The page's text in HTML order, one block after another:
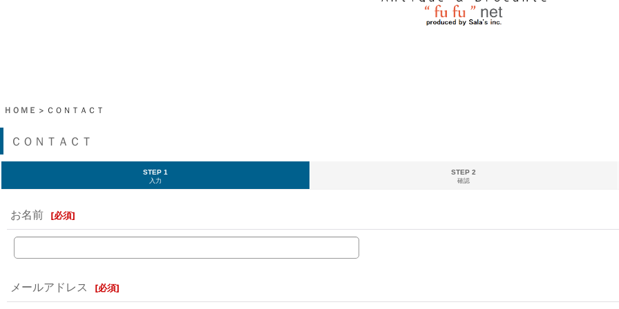
ＨＯＭＥ > ＣＯＮＴＡＣＴ
ＣＯＮＴＡＣＴ
STEP 1
入力
STEP 2
確認
お名前 [必須]
メールアドレス [必須]